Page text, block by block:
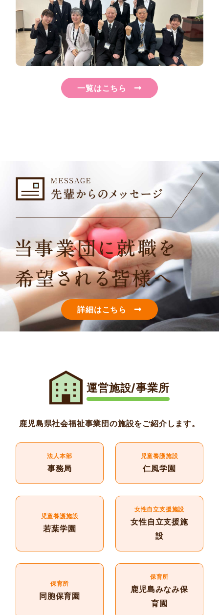
一覧はこちら
詳細はこちら
運営施設/事業所
鹿児島県社会福祉事業団の施設をご紹介します。
法人本部
事務局
児童養護施設
仁風学園
児童養護施設
若葉学園
女性自立支援施設
女性自立支援施
設
保育所
同胞保育園
保育所
鹿児島みなみ保
育園